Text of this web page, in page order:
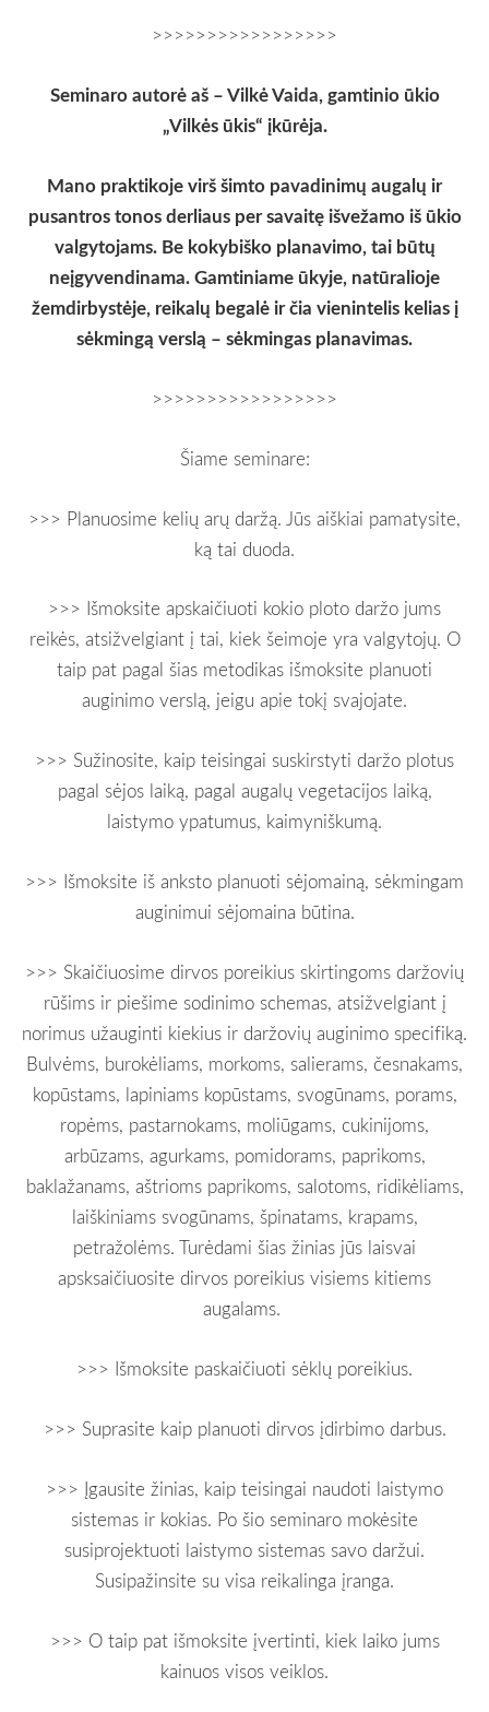
>>>>>>>>>>>>>>>>>
Seminaro autorė aš – Vilkė Vaida, gamtinio ūkio
„Vilkės ūkis“ įkūrėja.
Mano praktikoje virš šimto pavadinimų augalų ir
pusantros tonos derliaus per savaitę išvežamo iš ūkio
valgytojams. Be kokybiško planavimo, tai būtų
neįgyvendinama. Gamtiniame ūkyje, natūralioje
žemdirbystėje, reikalų begalė ir čia vienintelis kelias į
sėkmingą verslą – sėkmingas planavimas.
>>>>>>>>>>>>>>>>>
Šiame seminare:
>>> Planuosime kelių arų daržą. Jūs aiškiai pamatysite,
ką tai duoda.
>>> Išmoksite apskaičiuoti kokio ploto daržo jums
reikės, atsižvelgiant į tai, kiek šeimoje yra valgytojų. O
taip pat pagal šias metodikas išmoksite planuoti
auginimo verslą, jeigu apie tokį svajojate.
>>> Sužinosite, kaip teisingai suskirstyti daržo plotus
pagal sėjos laiką, pagal augalų vegetacijos laiką,
laistymo ypatumus, kaimyniškumą.
>>> Išmoksite iš anksto planuoti sėjomainą, sėkmingam
auginimui sėjomaina būtina.
>>> Skaičiuosime dirvos poreikius skirtingoms daržovių
rūšims ir piešime sodinimo schemas, atsižvelgiant į
norimus užauginti kiekius ir daržovių auginimo specifiką.
Bulvėms, burokėliams, morkoms, salierams, česnakams,
kopūstams, lapiniams kopūstams, svogūnams, porams,
ropėms, pastarnokams, moliūgams, cukinijoms,
arbūzams, agurkams, pomidorams, paprikoms,
baklažanams, aštrioms paprikoms, salotoms, ridikėliams,
laiškiniams svogūnams, špinatams, krapams,
petražolėms. Turėdami šias žinias jūs laisvai
apsksaičiuosite dirvos poreikius visiems kitiems
augalams.
>>> Išmoksite paskaičiuoti sėklų poreikius.
>>> Suprasite kaip planuoti dirvos įdirbimo darbus.
>>> Įgausite žinias, kaip teisingai naudoti laistymo
sistemas ir kokias. Po šio seminaro mokėsite
susiprojektuoti laistymo sistemas savo daržui.
Susipažinsite su visa reikalinga įranga.
>>> O taip pat išmoksite įvertinti, kiek laiko jums
kainuos visos veiklos.